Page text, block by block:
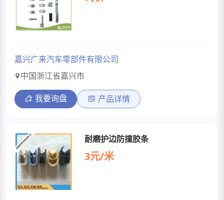
嘉兴广来汽车零部件有限公司
中国浙江省嘉兴市
我要询盘 产品详情
耐磨护边防撞胶条
3元/米